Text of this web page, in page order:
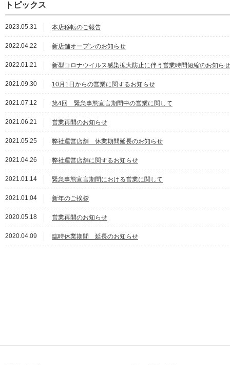
トピックス
2023.05.31 本店移転のご報告
2022.04.22 新店舗オープンのお知らせ
2022.01.21 新型コロナウイルス感染拡大防止に伴う営業時間短縮のお知らせ
2021.09.30 10月1日からの営業に関するお知らせ
2021.07.12 第4回 緊急事態宣言期間中の営業に関して
2021.06.21 営業再開のお知らせ
2021.05.25 弊社運営店舗 休業期間延長のお知らせ
2021.04.26 弊社運営店舗に関するお知らせ
2021.01.14 緊急事態宣言期間における営業に関して
2021.01.04 新年のご挨拶
2020.05.18 営業再開のお知らせ
2020.04.09 臨時休業期間 延長のお知らせ